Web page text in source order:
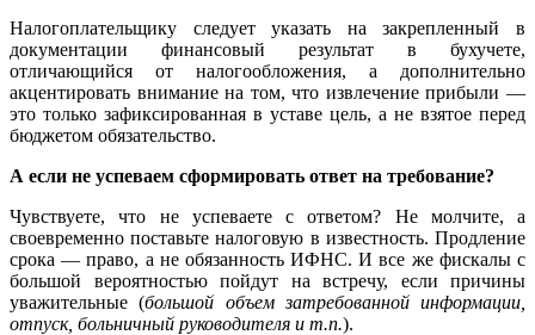
Налогоплательщику следует указать на закрепленный в
документации финансовый результат в бухучете,
отличающийся от налогообложения, а дополнительно
акцентировать внимание на том, что извлечение прибыли —
это только зафиксированная в уставе цель, а не взятое перед
бюджетом обязательство.
А если не успеваем сформировать ответ на требование?
Чувствуете, что не успеваете с ответом? Не молчите, а
своевременно поставьте налоговую в известность. Продление
срока — право, а не обязанность ИФНС. И все же фискалы с
большой вероятностью пойдут на встречу, если причины
уважительные (большой объем затребованной информации,
отпуск, больничный руководителя и т.п.).